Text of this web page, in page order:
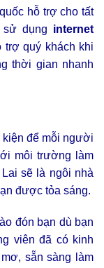
hỗ trợ cho tất
sử dụng internet
trợ quý khách khi
thời gian nhanh
kiện để mỗi người
môi trường làm
sẽ là ngôi nhà
được tỏa sáng.
đón bạn dù bạn
viên đã có kinh
sẵn sàng làm